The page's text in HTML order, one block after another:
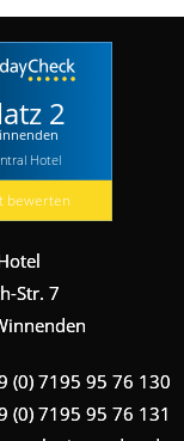
2
Hotel
bewerten
Str. 7
(0) 7195 95 76 130
(0) 7195 95 76 131